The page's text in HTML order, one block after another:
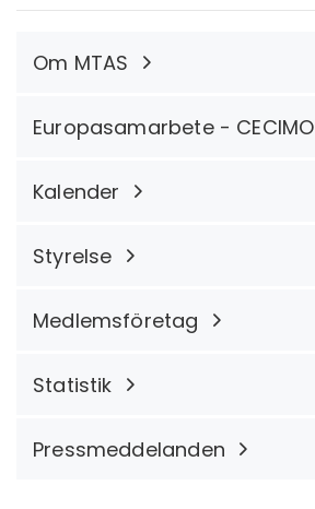
Om MTAS
Europasamarbete - CECIMO
Kalender
Styrelse
Medlemsföretag
Statistik
Pressmeddelanden